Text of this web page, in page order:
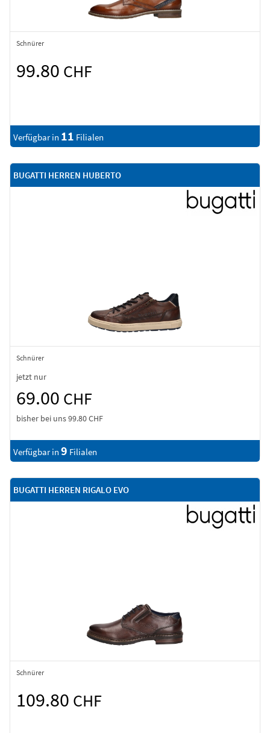
Schnürer
99.80 CHF
Verfügbar in 11 Filialen
BUGATTI HERREN HUBERTO
Schnürer
jetzt nur
69.00 CHF
bisher bei uns99.80 CHF
Verfügbar in 9 Filialen
BUGATTI HERREN RIGALO EVO
Schnürer
109.80 CHF